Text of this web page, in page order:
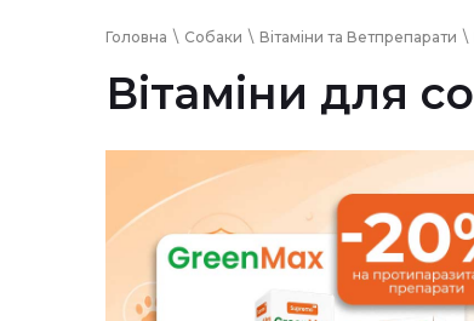
Головна \ Собаки \ Вітаміни та Ветпрепарати \
Вітаміни для